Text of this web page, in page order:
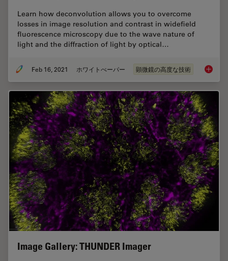
Learn how deconvolution allows you to overcome
losses in image resolution and contrast in widefield
fluorescence microscopy due to the wave nature of
light and the diffraction of light by optical…
Feb 16, 2021 ホワイトぺーパー 顕微鏡の高度な技術 The
Image Gallery: THUNDER Imager